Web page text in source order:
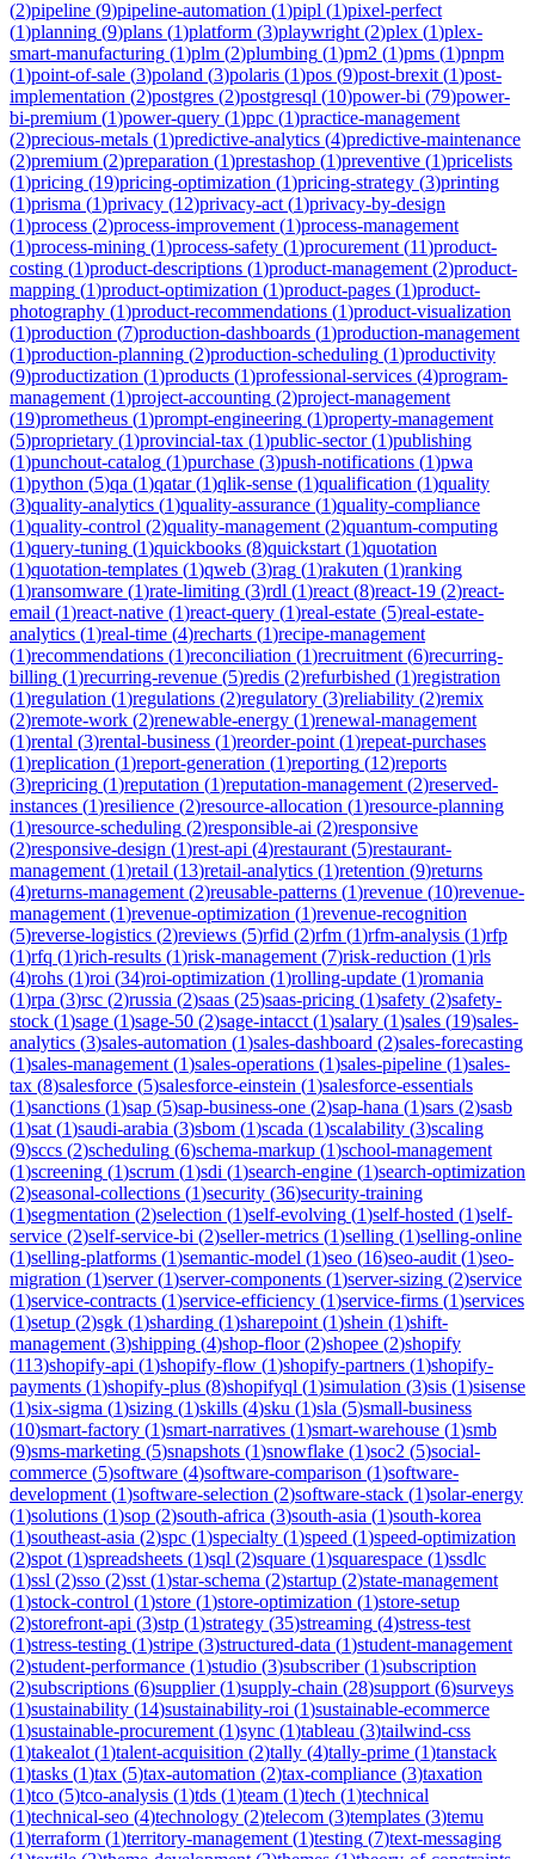
(2)pipeline (9)pipeline-automation (1)pipl (1)pixel-perfect
(1)planning (9)plans (1)platform (3)playwright (2)plex (1)plex-
smart-manufacturing (1)plm (2)plumbing (1)pm2 (1)pms (1)pnpm
(1)point-of-sale (3)poland (3)polaris (1)pos (9)post-brexit (1)post-
implementation (2)postgres (2)postgresql (10)power-bi (79)power-
bi-premium (1)power-query (1)ppc (1)practice-management
(2)precious-metals (1)predictive-analytics (4)predictive-maintenance
(2)premium (2)preparation (1)prestashop (1)preventive (1)pricelists
(1)pricing (19)pricing-optimization (1)pricing-strategy (3)printing
(1)prisma (1)privacy (12)privacy-act (1)privacy-by-design
(1)process (2)process-improvement (1)process-management
(1)process-mining (1)process-safety (1)procurement (11)product-
costing (1)product-descriptions (1)product-management (2)product-
mapping (1)product-optimization (1)product-pages (1)product-
photography (1)product-recommendations (1)product-visualization
(1)production (7)production-dashboards (1)production-management
(1)production-planning (2)production-scheduling (1)productivity
(9)productization (1)products (1)professional-services (4)program-
management (1)project-accounting (2)project-management
(19)prometheus (1)prompt-engineering (1)property-management
(5)proprietary (1)provincial-tax (1)public-sector(1)publishing
(1)punchout-catalog (1)purchase (3)push-notifications (1)pwa
(1)python (5)qa (1)qatar(1)qlik-sense (1)qualification (1)quality
(3)quality-analytics (1)quality-assurance (1)quality-compliance
(1)quality-control (2)quality-management (2)quantum-computing
(1)query-tuning (1)quickbooks (8)quickstart (1)quotation
(1)quotation-templates (1)qweb (3)rag (1)rakuten (1)ranking
(1)ransomware (1)rate-limiting (3)rdl (1)react (8)react-19 (2)react-
email (1)react-native (1)react-query (1)real-estate (5)real-estate-
analytics (1)real-time (4)recharts (1)recipe-management
(1)recommendations (1)reconciliation (1)recruitment (6)recurring-
billing (1)recurring-revenue (5)redis (2)refurbished (1)registration
(1)regulation (1)regulations (2)regulatory (3)reliability (2)remix
(2)remote-work (2)renewable-energy (1)renewal-management
(1)rental (3)rental-business (1)reorder-point (1)repeat-purchases
(1)replication (1)report-generation (1)reporting (12)reports
(3)repricing (1)reputation (1)reputation-management (2)reserved-
instances (1)resilience (2)resource-allocation (1)resource-planning
(1)resource-scheduling (2)responsible-ai (2)responsive
(2)responsive-design (1)rest-api (4)restaurant (5)restaurant-
management (1)retail (13)retail-analytics (1)retention (9)returns
(4)returns-management (2)reusable-patterns (1)revenue (10)revenue-
management (1)revenue-optimization (1)revenue-recognition
(5)reverse-logistics (2)reviews (5)rfid (2)rfm (1)rfm-analysis (1)rfp
(1)rfq (1)rich-results (1)risk-management (7)risk-reduction (1)rls
(4)rohs (1)roi (34)roi-optimization (1)rolling-update (1)romania
(1)rpa (3)rsc (2)russia (2)saas (25)saas-pricing (1)safety (2)safety-
stock (1)sage (1)sage-50 (2)sage-intacct (1)salary (1)sales (19)sales-
analytics (3)sales-automation (1)sales-dashboard (2)sales-forecasting
(1)sales-management (1)sales-operations (1)sales-pipeline (1)sales-
tax (8)salesforce (5)salesforce-einstein (1)salesforce-essentials
(1)sanctions (1)sap (5)sap-business-one (2)sap-hana (1)sars (2)sasb
(1)sat (1)saudi-arabia (3)sbom (1)scada (1)scalability (3)scaling
(9)sccs (2)scheduling (6)schema-markup (1)school-management
(1)screening (1)scrum (1)sdi (1)search-engine (1)search-optimization
(2)seasonal-collections (1)security (36)security-training
(1)segmentation (2)selection (1)self-evolving (1)self-hosted (1)self-
service (2)self-service-bi (2)seller-metrics (1)selling (1)selling-online
(1)selling-platforms (1)semantic-model (1)seo (16)seo-audit (1)seo-
migration (1)server(1)server-components (1)server-sizing (2)service
(1)service-contracts (1)service-efficiency (1)service-firms (1)services
(1)setup (2)sgk (1)sharding (1)sharepoint (1)shein (1)shift-
management (3)shipping (4)shop-floor(2)shopee (2)shopify
(113)shopify-api (1)shopify-flow (1)shopify-partners (1)shopify-
payments (1)shopify-plus (8)shopifyql (1)simulation (3)sis (1)sisense
(1)six-sigma (1)sizing (1)skills (4)sku (1)sla (5)small-business
(10)smart-factory (1)smart-narratives (1)smart-warehouse (1)smb
(9)sms-marketing (5)snapshots (1)snowflake (1)soc2 (5)social-
commerce (5)software (4)software-comparison (1)software-
development (1)software-selection (2)software-stack (1)solar-energy
(1)solutions (1)sop (2)south-africa (3)south-asia (1)south-korea
(1)southeast-asia (2)spc (1)specialty (1)speed (1)speed-optimization
(2)spot (1)spreadsheets (1)sql (2)square (1)squarespace (1)ssdlc
(1)ssl (2)sso (2)sst (1)star-schema (2)startup (2)state-management
(1)stock-control (1)store (1)store-optimization (1)store-setup
(2)storefront-api (3)stp (1)strategy (35)streaming (4)stress-test
(1)stress-testing (1)stripe (3)structured-data (1)student-management
(2)student-performance (1)studio (3)subscriber(1)subscription
(2)subscriptions (6)supplier(1)supply-chain (28)support (6)surveys
(1)sustainability (14)sustainability-roi (1)sustainable-ecommerce
(1)sustainable-procurement (1)sync (1)tableau (3)tailwind-css
(1)takealot (1)talent-acquisition (2)tally (4)tally-prime (1)tanstack
(1)tasks (1)tax (5)tax-automation (2)tax-compliance (3)taxation
(1)tco (5)tco-analysis (1)tds (1)team (1)tech (1)technical
(1)technical-seo (4)technology (2)telecom (3)templates (3)temu
(1)terraform (1)territory-management (1)testing (7)text-messaging